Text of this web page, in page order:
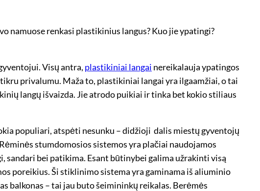
namuose renkasi plastikinius langus? Kuo jie ypatingi?
Visų antra, plastikiniai langai nereikalauja ypatingos
privalumu. Maža to, plastikiniai langai yra ilgaamžiai, o tai
langų išvaizda. Jie atrodo puikiai ir tinka bet kokio stiliaus
populiari, atspėti nesunku – didžioji dalis miestų gyventojų
stumdomosios sistemos yra plačiai naudojamos
sandari bei patikima. Esant būtinybei galima užrakinti visą
poreikius. Ši stiklinimo sistema yra gaminama iš aliuminio
balkonas – tai jau buto šeimininkų reikalas. Berėmės